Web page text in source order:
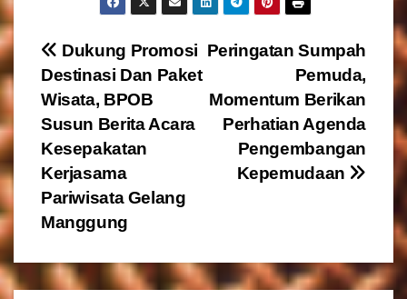
N
a
v
i
g
s
Peringatan Sumpah
Pemuda,
Momentum Berikan
Perhatian Agenda
Pengembangan
Kepemudaan
Dukung Promosi
Destinasi Dan Paket
Wisata, BPOB
Susun Berita Acara
Kesepakatan
Kerjasama
Pariwisata Gelang
Manggung